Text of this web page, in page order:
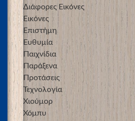
Διάφορες Εικόνες
Εικόνες
Επιστήμη
Ευθυμία
Παιχνίδια
Παράξενα
Προτάσεις
Τεχνολογία
Χιούμορ
Χόμπυ